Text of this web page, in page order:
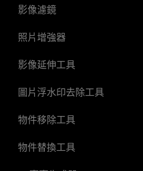
影像濾鏡
照片增強器
影像延伸工具
圖片浮水印去除工具
物件移除工具
物件替換工具